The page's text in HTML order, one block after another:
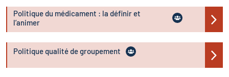
Politique du médicament : la définir et
l’animer
Politique qualité de groupement